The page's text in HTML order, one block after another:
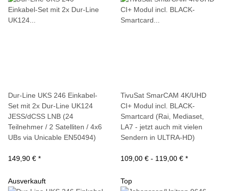
Dur-Line UKS 246 Einkabel-
Set mit 2x Dur-Line UK124
JESS/dCSS LNB (24
Teilnehmer / 2 Satelliten / 4x6
UBs via Unicable EN50494)
149,90 € *
TivuSat SmarCAM 4K/UHD
CI+ Modul incl. BLACK-
Smartcard (Rai, Mediaset,
LA7 - jetzt auch mit vielen
Sendern in ULTRA-HD)
109,00 € - 119,00 € *
Ausverkauft Top